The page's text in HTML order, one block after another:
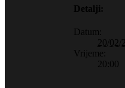
Detalji:
Datum:
20/02/
Vrijeme:
20:00